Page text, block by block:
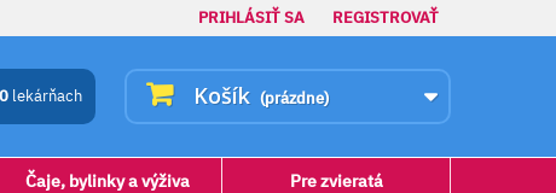
PRIHLÁSIŤ SA REGISTROVAŤ
Košík (prázdne)
lekárňach
Čaje, bylinky a výživa Pre zvieratá